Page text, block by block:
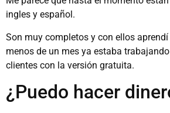
ingles y español.
Son muy completos y con ellos
menos de un mes ya estaba
clientes con la versión gratuita.
¿Puedo hacer